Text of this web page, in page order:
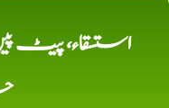
استسقاء، پیٹ